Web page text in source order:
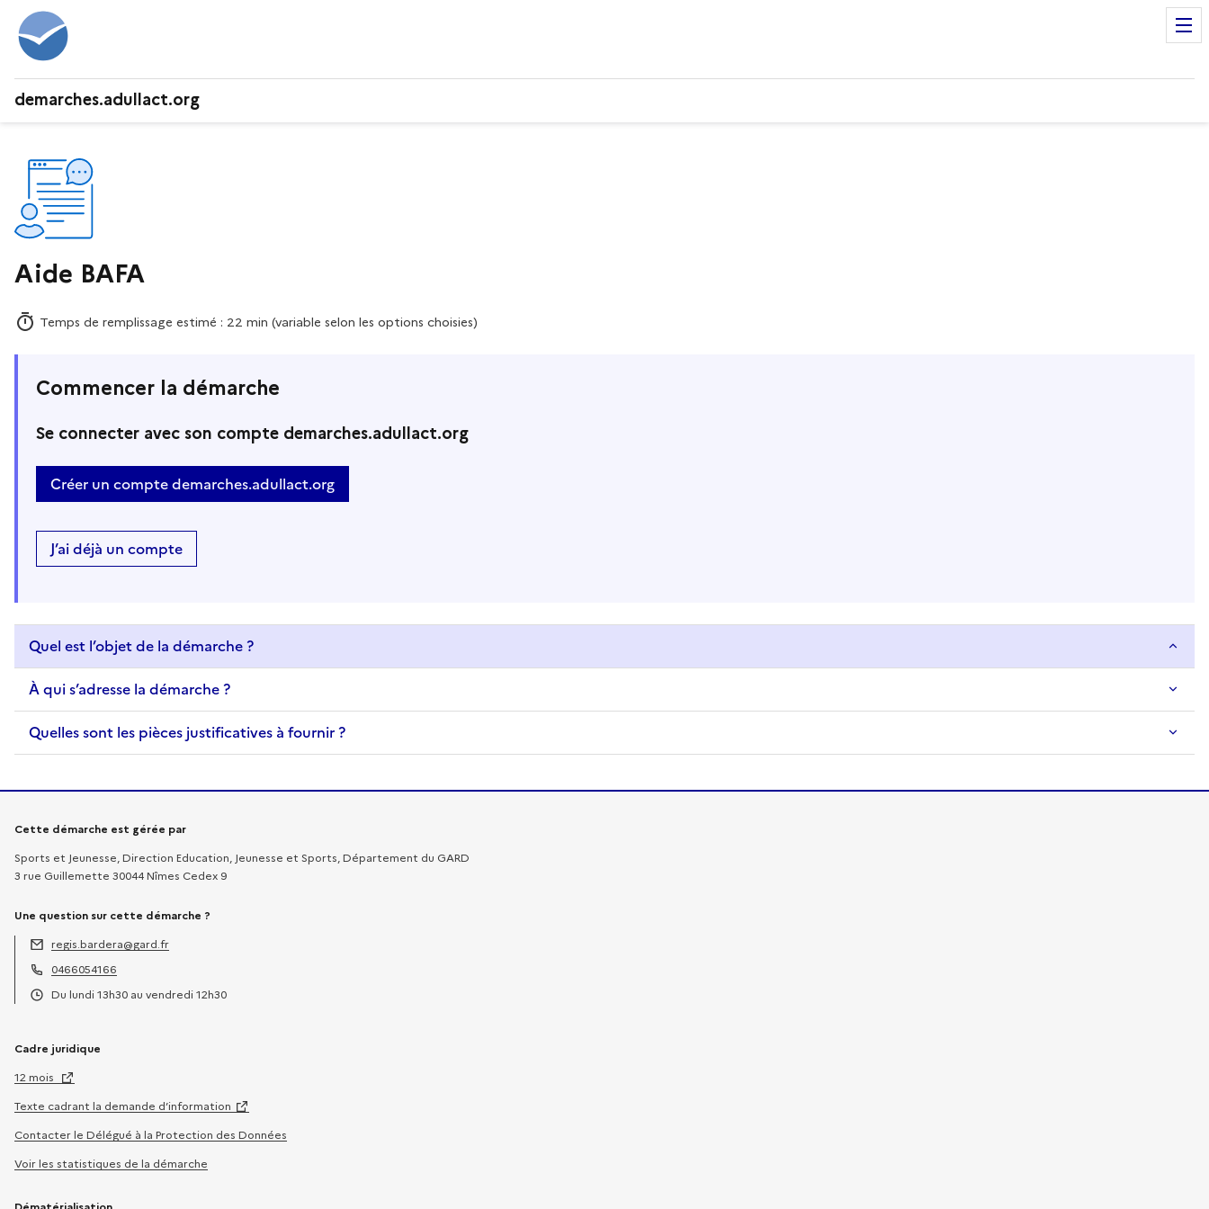
demarches.adullact.org
Aide BAFA
Temps de remplissage estimé : 22 min (variable selon les options choisies)
Commencer la démarche
Se connecter avec son compte demarches.adullact.org
Créer un compte demarches.adullact.org
J’ai déjà un compte
Quel est l’objet de la démarche ?
À qui s’adresse la démarche ?
Quelles sont les pièces justificatives à fournir ?
Informations sur la démarche
Cette démarche est gérée par
Sports et Jeunesse, Direction Education, Jeunesse et Sports, Département du GARD
3 rue Guillemette 30044 Nîmes Cedex 9
Une question sur cette démarche ?
Adresse électronique :
regis.bardera@gard.fr
Téléphone :
0466054166
Du lundi 13h30 au vendredi 12h30
Cadre juridique
12 mois
Texte cadrant la demande d’information
Contacter le Délégué à la Protection des Données
Voir les statistiques de la démarche